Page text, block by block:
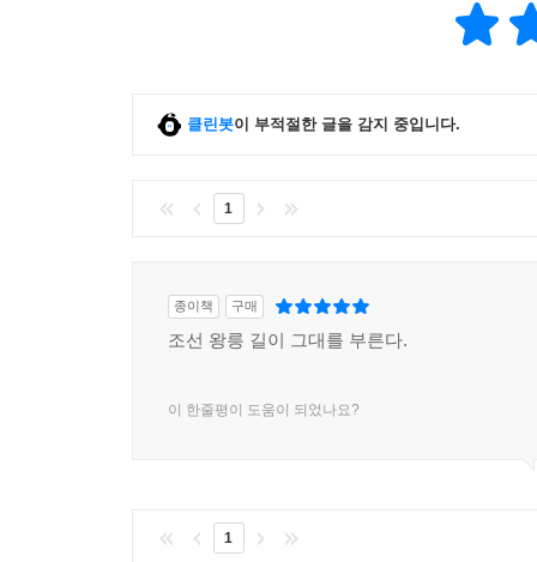
클린봇이 부적절한 글을 감지 중입니다.
1
종이책 구매
조선 왕릉 길이 그대를 부른다.
이 한줄평이 도움이 되었나요?
1